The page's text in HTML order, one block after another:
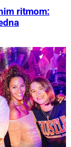
ritmom: